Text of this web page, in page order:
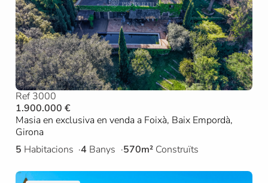
Ref 3000
1.900.000 €
Masia en exclusiva en venda a Foixà, Baix Empordà,
Girona
5 Habitacions 4 Banys 570m² Construïts